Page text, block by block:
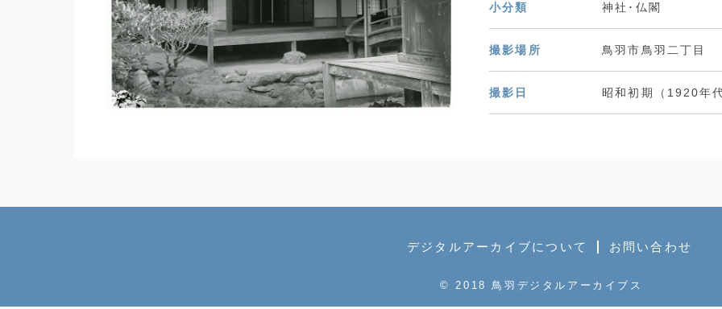
小分類 神社･仏閣
撮影場所 鳥羽市鳥羽二丁目
撮影日 昭和初期（1920年
デジタルアーカイブについて お問い合わせ
© 2018 鳥羽デジタルアーカイブス